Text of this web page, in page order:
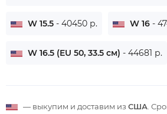
W 15.5 - 40450 р. W 16 -
W 16.5 (EU 50, 33.5 см) - 44681 р.
— выкупим и доставим из США .